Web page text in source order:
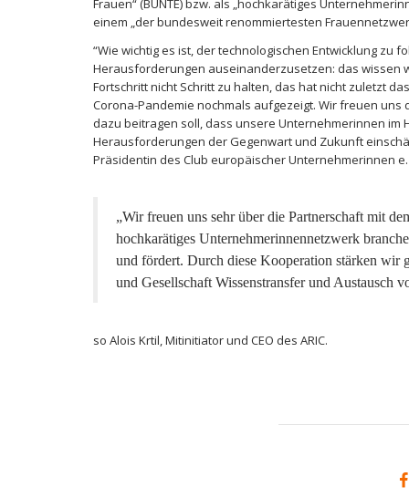
Frauen“ (BUNTE) bzw. als „hochkarätiges
einem „der bundesweit renommiertesten
“Wie wichtig es ist, der technologischen Entwicklung
Herausforderungen auseinanderzusetzen: das wissen
Fortschritt nicht Schritt zu halten, das hat nicht zuletzt
Corona-Pandemie nochmals aufgezeigt. Wir freuen
dazu beitragen soll, dass unsere Unternehmerinnen
Herausforderungen der Gegenwart und Zukunft
Präsidentin des Club europäischer Unternehmerinnen e.
„Wir freuen uns sehr über die Partnerschaft mit
hochkarätiges Unternehmerinnennetzwerk
und fördert. Durch diese Kooperation stärken wir
und Gesellschaft Wissenstransfer und Austausch
so Alois Krtil, Mitinitiator und CEO des ARIC.